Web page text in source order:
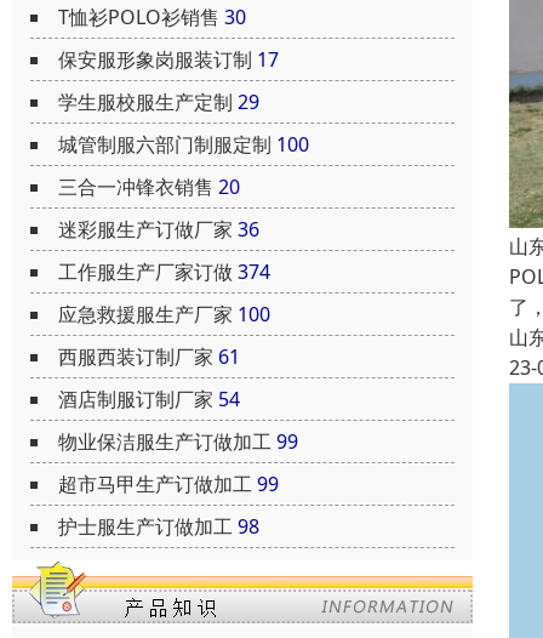
T恤衫POLO衫销售 30
保安服形象岗服装订制 17
学生服校服生产定制 29
城管制服六部门制服定制 100
三合一冲锋衣销售 20
迷彩服生产订做厂家 36
工作服生产厂家订做374
应急救援服生产厂家 100
西服西装订制厂家 61
酒店制服订制厂家 54
物业保洁服生产订做加工99
超市马甲生产订做加工99
护士服生产订做加工98
山
了
山
23-